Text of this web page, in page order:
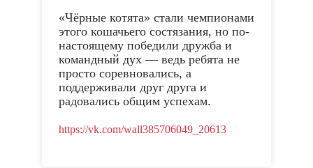
«Чёрные котята» стали чемпионами
этого кошачьего состязания, но по-
настоящему победили дружба и
командный дух — ведь ребята не
просто соревновались, а
поддерживали друг друга и
радовались общим успехам.
https://vk.com/wall385706049_20613